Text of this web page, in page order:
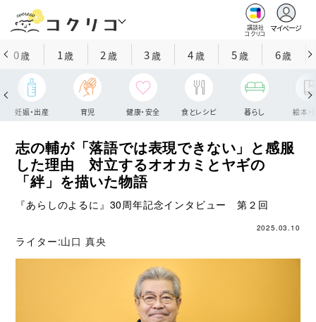
講談社
コクリコ
マイページ
0歳 1歳 2 歳 3歳 4歳 5歳 6歳
妊娠・出産 育児 健康・安全 食とレシピ 暮らし 絵本・
志の輔が「落語では表現できない」と感服
した理由 対立するオオカミとヤギの
「絆」を描いた物語
『あらしのよるに』30周年記念インタビュー 第２回
2025.03.10
ライター:山口 真央